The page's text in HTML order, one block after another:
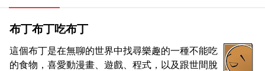
布丁布丁吃布丁
這個布丁是在無聊的世界中找尋樂趣的一種不能吃
的食物，喜愛動漫畫、遊戲、程式，以及跟世間脫